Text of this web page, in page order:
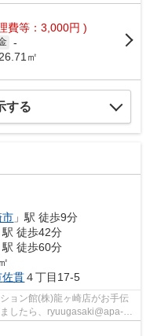
費等：3,000円 )
-
㎡
する
市 」駅 徒歩9分
駅 徒歩42分
駅 徒歩60分
佐貫４丁目17-5
ョン館(株)龍ヶ崎店がお手伝
したら、ryuugasaki@apa-